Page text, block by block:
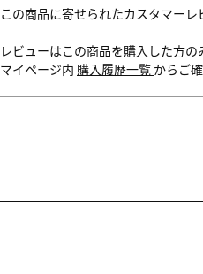
この商品に寄せられたカスタマーレ
レビューはこの商品を購入した方の
マイページ内 購入履歴一覧 からご